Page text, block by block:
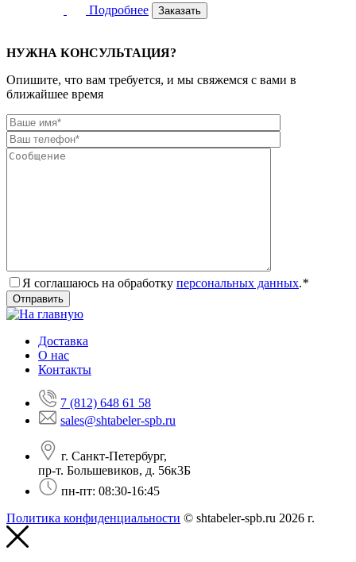
Подробнее Заказать
НУЖНА КОНСУЛЬТАЦИЯ?
Опишите, что вам требуется, и мы свяжемся с вами в
ближайшее время
Я соглашаюсь на обработку персональных данных.*
Доставка
О нас
Контакты
7 (812) 648 61 58
sales@shtabeler-spb.ru
г. Санкт-Петербург,
пр-т. Большевиков, д. 56к3Б
пн-пт: 08:30-16:45
Политика конфиденциальности © shtabeler-spb.ru 2026 г.